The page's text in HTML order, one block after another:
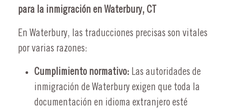
para la inmigración en Waterbury, CT
En Waterbury, las traducciones precisas son vitales
por varias razones:
Cumplimiento normativo: Las autoridades de
inmigración de Waterbury exigen que toda la
documentación en idioma extranjero esté